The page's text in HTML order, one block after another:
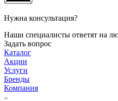
Нужна консультация?
Наши специалисты ответят на
Задать вопрос
Каталог
Акции
Услуги
Бренды
Компания